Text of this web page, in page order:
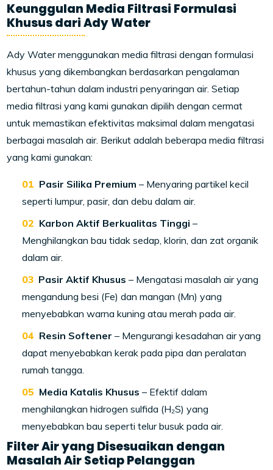
Keunggulan Media Filtrasi Formulasi
Khusus dari Ady Water
Ady Water menggunakan media filtrasi dengan formulasi
khusus yang dikembangkan berdasarkan pengalaman
bertahun-tahun dalam industri penyaringan air. Setiap
media filtrasi yang kami gunakan dipilih dengan cermat
untuk memastikan efektivitas maksimal dalam mengatasi
berbagai masalah air. Berikut adalah beberapa media filtrasi
yang kami gunakan:
Pasir Silika Premium – Menyaring partikel kecil
seperti lumpur, pasir, dan debu dalam air.
Karbon Aktif Berkualitas Tinggi –
Menghilangkan bau tidak sedap, klorin, dan zat organik
dalam air.
Pasir Aktif Khusus – Mengatasi masalah air yang
mengandung besi (Fe) dan mangan (Mn) yang
menyebabkan warna kuning atau merah pada air.
Resin Softener – Mengurangi kesadahan air yang
dapat menyebabkan kerak pada pipa dan peralatan
rumah tangga.
Media Katalis Khusus – Efektif dalam
menghilangkan hidrogen sulfida (H₂S) yang
menyebabkan bau seperti telur busuk pada air.
Filter Air yang Disesuaikan dengan
Masalah Air Setiap Pelanggan